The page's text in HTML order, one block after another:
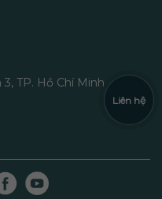
TP. Hồ Chí Minh
Liên hệ